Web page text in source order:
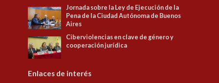
Jornada sobre la Ley de Ejecución de la
Pena de la Ciudad Autónoma de Buenos
Aires
Ciberviolencias en clave de género y
cooperación jurídica
Enlaces de interés